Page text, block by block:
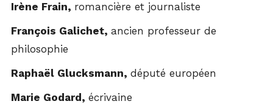
Irène Frain, romancière et journaliste
François Galichet, ancien professeur de
philosophie
Raphaël Glucksmann, député européen
Marie Godard, écrivaine